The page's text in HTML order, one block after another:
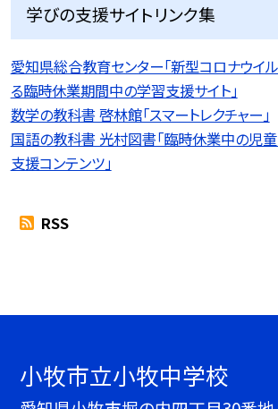
学びの支援サイトリンク集
愛知県総合教育センター「新型コロナウイ
る臨時休業期間中の学習支援サイト」
数学の教科書 啓林館「スマートレクチャー」
国語の教科書 光村図書「臨時休業中の児
支援コンテンツ」
RSS
小牧市立小牧中学校